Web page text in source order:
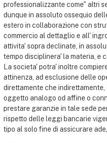
professionalizzante come" altri
dunque in assoluto ossequio
estero in collaborazione con
commercio al dettaglio e all'
attivita' sopra declinate, in
tempo disciplinera' la materia, e
La societa' potra' inoltre
attinenza, ad esclusione delle
direttamente che
oggetto analogo od affine o
prestare garanzie in tale sede
rispetto delle leggi bancarie
tipo al solo fine di assicurare